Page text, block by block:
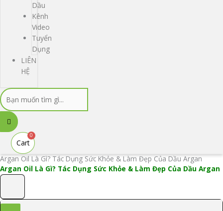
Dầu
Kênh
Video
Tuyển
Dụng
LIÊN
HỆ
0
Cart
Argan Oil Là Gì? Tác Dụng Sức Khỏe & Làm Đẹp Của Dầu Argan
Argan Oil Là Gì? Tác Dụng Sức Khỏe & Làm Đẹp Của Dầu Argan